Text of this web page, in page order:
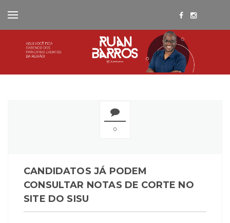
0
CANDIDATOS JÁ PODEM
CONSULTAR NOTAS DE CORTE NO
SITE DO SISU